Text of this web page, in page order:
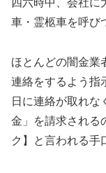
車・霊柩車を呼び
ほとんどの闇金業
連絡をするよう指
日に連絡が取れな
金」を請求される
ク】と言われる手